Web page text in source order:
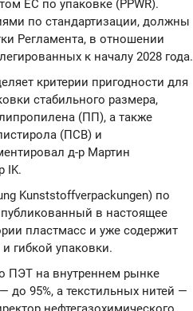
ЕС по упаковке (PPWR).
по стандартизации, должны
Регламента, в отношении
к началу 2028 года.
критерии пригодности для
стабильного размера,
(ПП), а также
(ПСВ) и
д-р Мартин
IK.
Kunststoffverpackungen) по
в настоящее
пластмасс и уже содержит
гибкой упаковки.
ПЭТ на внутреннем рынке
до 95%, а текстильных нитей —